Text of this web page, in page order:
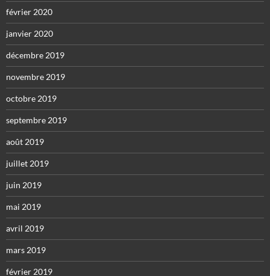
février 2020
janvier 2020
décembre 2019
novembre 2019
octobre 2019
septembre 2019
août 2019
juillet 2019
juin 2019
mai 2019
avril 2019
mars 2019
février 2019